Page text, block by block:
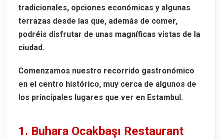
tradicionales, opciones económicas y algunas
terrazas desde las que, además de comer,
podréis disfrutar de unas magníficas vistas de la
ciudad.
Comenzamos nuestro recorrido gastronómico
en el centro histórico, muy cerca de algunos de
los principales lugares que ver en Estambul.
1. Buhara Ocakbaşı Restaurant